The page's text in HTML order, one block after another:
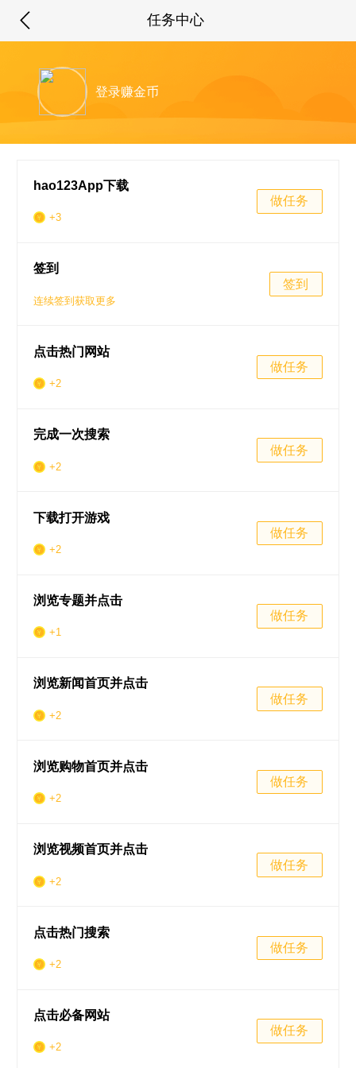
任务中心
登录赚金币
hao123App下载
+3
做任务
签到
连续签到获取更多
签到
点击热门网站
+2
做任务
完成一次搜索
+2
做任务
下载打开游戏
+2
做任务
浏览专题并点击
+1
做任务
浏览新闻首页并点击
+2
做任务
浏览购物首页并点击
+2
做任务
浏览视频首页并点击
+2
做任务
点击热门搜索
+2
做任务
点击必备网站
+2
做任务